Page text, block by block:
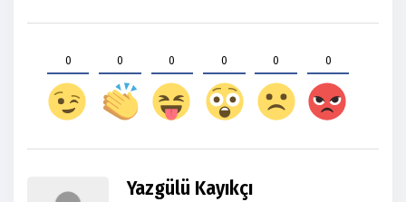
0 0 0 0 0 0
Yazgülü Kayıkçı